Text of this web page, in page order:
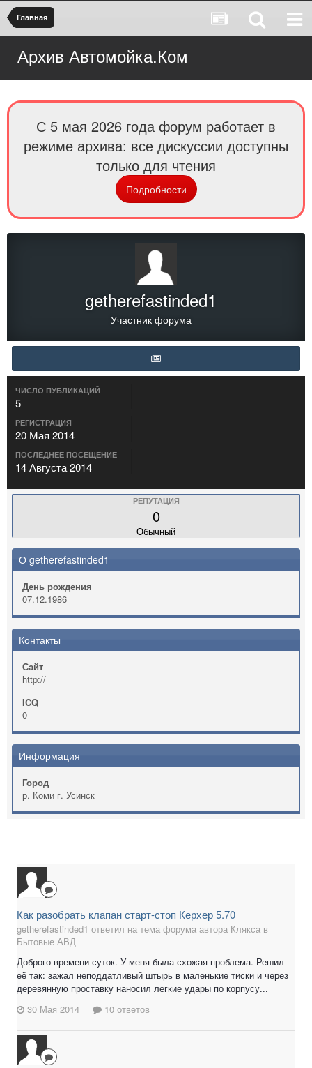
Главная
Архив Автомойка.Ком
С 5 мая 2026 года форум работает в
режиме архива: все дискуссии доступны
только для чтения
Подробности
getherefastinded1
Участник форума
ЧИСЛО ПУБЛИКАЦИЙ
5
РЕГИСТРАЦИЯ
20 Мая 2014
ПОСЛЕДНЕЕ ПОСЕЩЕНИЕ
14 Августа 2014
РЕПУТАЦИЯ
0
Обычный
О getherefastinded1
День рождения
07.12.1986
Контакты
Сайт
http://
ICQ
0
Информация
Город
р. Коми г. Усинск
Как разобрать клапан старт-стоп Керхер 5.70
getherefastinded1 ответил на тема форума автора Клякса в
Бытовые АВД
Доброго времени суток. У меня была схожая проблема. Решил
её так: зажал неподдатливый штырь в маленькие тиски и через
деревянную проставку наносил легкие удары по корпусу...
30 Мая 2014
10 ответов